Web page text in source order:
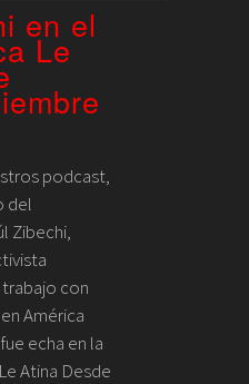
en el
Le
podcast,
del
Zibechi,
con
América
echa en la
Atina Desde